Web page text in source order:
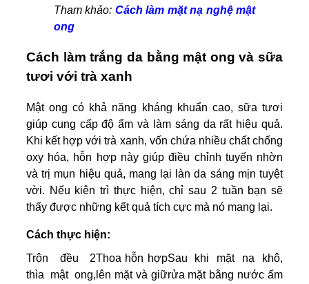
Tham khảo: Cách làm mặt nạ nghệ mật
ong
Cách làm trắng da bằng mật ong và sữa
tươi với trà xanh
Mật ong có khả năng kháng khuẩn cao, sữa tươi
giúp cung cấp độ ẩm và làm sáng da rất hiệu quả.
Khi kết hợp với trà xanh, vốn chứa nhiều chất chống
oxy hóa, hỗn hợp này giúp điều chỉnh tuyến nhờn
và trị mụn hiệu quả, mang lại làn da sáng mịn tuyệt
vời. Nếu kiên trì thực hiện, chỉ sau 2 tuần bạn sẽ
thấy được những kết quả tích cực mà nó mang lại.
Cách thực hiện:
Trộn đều 2
thìa mật ong,
Thoa hỗn hợp
lên mặt và giữ
Sau khi mặt nạ khô,
rửa mặt bằng nước ấm